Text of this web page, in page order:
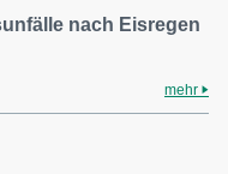
nach Eisregen
mehr